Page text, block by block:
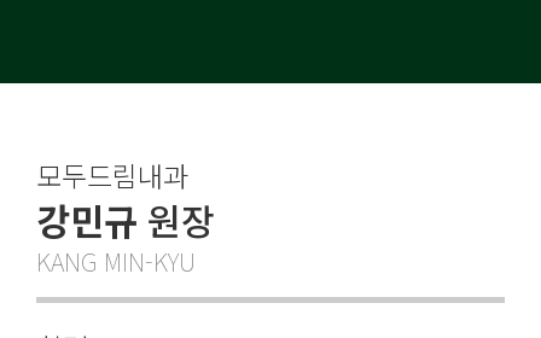
모두드림내과
강민규 원장
KANG MIN-KYU